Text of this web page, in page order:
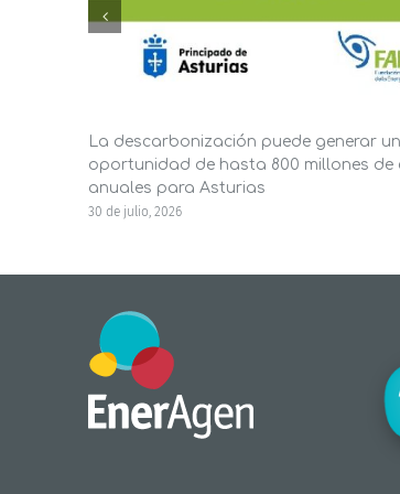
La descarbonización puede generar
oportunidad de hasta 800 millones de
anuales para Asturias
30 de julio, 2026